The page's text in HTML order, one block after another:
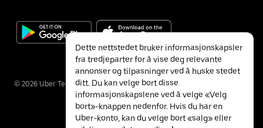
© 2026 Uber Technologies Inc.
Dette nettstedet bruker informasjonskapsler
fra tredjeparter for å vise deg relevante
annonser og tilpasninger ved å huske stedet
ditt. Du kan velge bort disse
informasjonskapslene ved å velge «Velg
bort»-knappen nedenfor. Hvis du har en
Uber-konto, kan du velge bort «salg» eller